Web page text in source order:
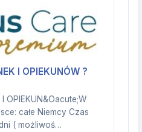
I OPIEKUNÓW ?
I OPIEKUN&Oacute;W
całe Niemcy Czas
( możliwoś…